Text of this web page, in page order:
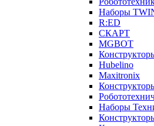
Наборы
R:ED
СКАРТ
MGBOT
Hubelino
Maxitronix
Наборы